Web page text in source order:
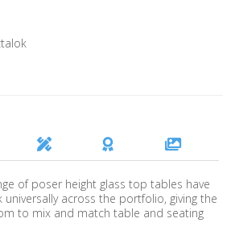
of poser height glass top tables have
across the portfolio, giving the
to mix and match table and seating